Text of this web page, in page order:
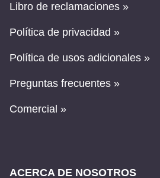
Libro de reclamaciones »
Política de privacidad »
Política de usos adicionales »
Preguntas frecuentes »
Comercial »
ACERCA DE NOSOTROS